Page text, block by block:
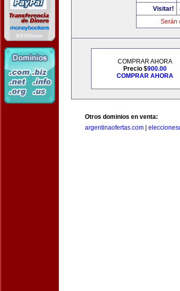
Visitar!
Serán
COMPRAR AHORA
Precio $900.00
COMPRAR AHORA
Otros dominios en venta:
argentinaofertas.com